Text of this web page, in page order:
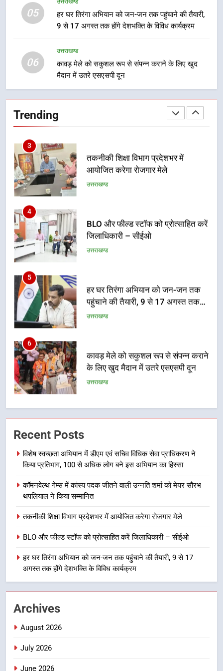
05
हर घर तिरंगा अभियान को जन-जन तक पहुंचाने की तैयारी,
9 से 17 अगस्त तक होंगे देशभक्ति के विविध कार्यक्रम
06
उत्तराखण्ड
कावड़ मेले को सकुशल रूप से संपन्न कराने के लिए खुद
मैदान में उतरे एसएसपी दून
Trending
1
विशेष स्वच्छता अभियान में डीएम एवं सचिव
हिस्सा
कॉमनवेल्थ गेम्स में कांस्य पदक जीतने
वाली उन्नति शर्मा को मेयर सौरभ
3
तकनीकी शिक्षा विभाग प्रदेशभर में
आयोजित करेगा रोजगार मेले
उत्तराखण्ड
4
BLO और फील्ड स्टॉफ को प्रोत्साहित करें
जिलाधिकारी – सीईओ
उत्तराखण्ड
5
हर घर तिरंगा अभियान को जन-जन तक
पहुंचाने की तैयारी, 9 से 17 अगस्त तक
होंगे देशभक्ति के विविध कार्यक्रम
उत्तराखण्ड
6
कावड़ मेले को सकुशल रूप से संपन्न कराने
के लिए खुद मैदान में उतरे एसएसपी दून
उत्तराखण्ड
7
मुख्यमंत्री ने तीलू रौतेली एवं आंगनबाड़ी
उत्तराखण्ड
खेल महाकुंभ 2026ः 01 सितंबर से सजेगा
मुख्यमंत्री चौम्पियनशिप ट्रॉफी का मंच,
न्याय पंचायत से राज्य स्तर तक होगा
उत्तराखण्ड
1
विशेष स्वच्छता अभियान में डीएम एवं सचिव
विधिक सेवा प्राधिकरण ने किया प्रतिभाग,
हिस्सा
उत्तराखण्ड
2
Recent Posts
विशेष स्वच्छता अभियान में डीएम एवं सचिव विधिक सेवा प्राधिकरण ने
किया प्रतिभाग, 100 से अधिक लोग बने इस अभियान का हिस्सा
कॉमनवेल्थ गेम्स में कांस्य पदक जीतने वाली उन्नति शर्मा को मेयर सौरभ
थपलियाल ने किया सम्मानित
तकनीकी शिक्षा विभाग प्रदेशभर में आयोजित करेगा रोजगार मेले
BLO और फील्ड स्टॉफ को प्रोत्साहित करें जिलाधिकारी – सीईओ
हर घर तिरंगा अभियान को जन-जन तक पहुंचाने की तैयारी, 9 से 17
अगस्त तक होंगे देशभक्ति के विविध कार्यक्रम
Archives
August 2026
July 2026
June 2026